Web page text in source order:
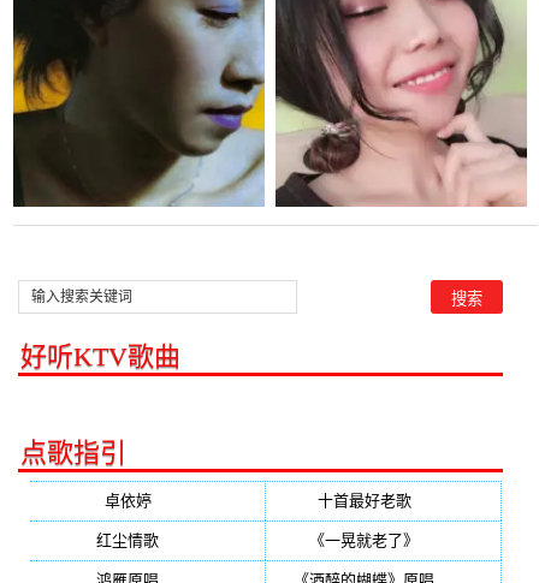
演唱点播:32次
情）演唱点播:71次
好听KTV歌曲
点歌指引
卓依婷(350) 十首最好老歌(300)
红尘情歌 《一晃就老了》